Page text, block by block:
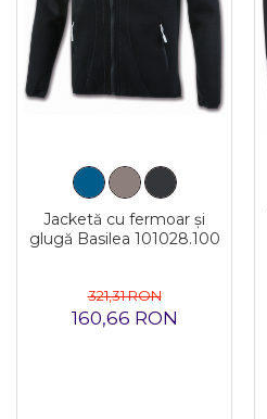
Jacketă cu fermoar și
glugă Basilea 101028.100
321,31 RON
160,66 RON